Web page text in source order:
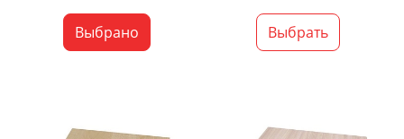
Выбрано Выбрать